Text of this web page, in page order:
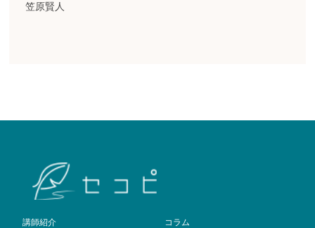
笠原賢人
講師紹介 コラム